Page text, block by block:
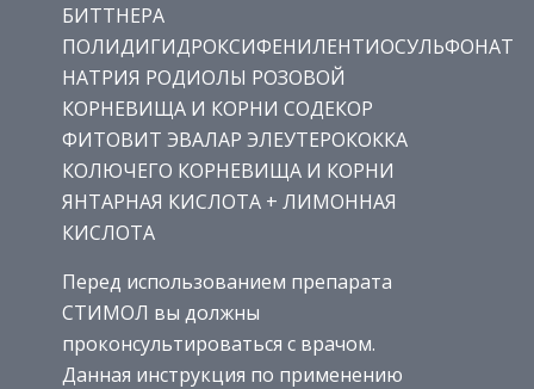
БИТТНЕРА
ПОЛИДИГИДРОКСИФЕНИЛЕНТИОСУЛЬФОНАТ
НАТРИЯ РОДИОЛЫ РОЗОВОЙ
КОРНЕВИЩА И КОРНИ СОДЕКОР
ФИТОВИТ ЭВАЛАР ЭЛЕУТЕРОКОККА
КОЛЮЧЕГО КОРНЕВИЩА И КОРНИ
ЯНТАРНАЯ КИСЛОТА + ЛИМОННАЯ
КИСЛОТА
Перед использованием препарата
СТИМОЛ вы должны
проконсультироваться с врачом.
Данная инструкция по применению